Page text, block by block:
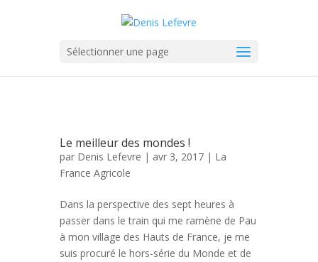
Sélectionner une page
Le meilleur des mondes !
par Denis Lefevre | avr 3, 2017 | La
France Agricole
Dans la perspective des sept heures à
passer dans le train qui me ramène de Pau
à mon village des Hauts de France, je me
suis procuré le hors-série du Monde et de